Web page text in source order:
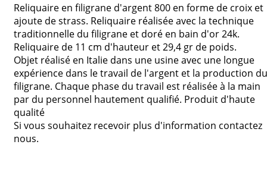
Reliquaire en filigrane d'argent 800 en forme de croix et
ajoute de strass. Reliquaire réalisée avec la technique
traditionnelle du filigrane et doré en bain d'or 24k.
Reliquaire de 11 cm d'hauteur et 29,4 gr de poids.
Objet réalisé en Italie dans une usine avec une longue
expérience dans le travail de l'argent et la production du
filigrane. Chaque phase du travail est réalisée à la main
par du personnel hautement qualifié. Produit d'haute
qualité
Si vous souhaitez recevoir plus d'information contactez
nous.